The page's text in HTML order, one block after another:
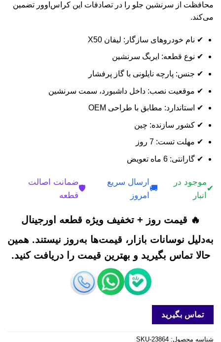
محافظت از سرنشین جلو را در تصادفات این کراس‌اوور تضمین
می‌کند.
✔ نام خودروهای سازگار: لیفان X50
✔ نوع قطعه: ایربگ سرنشین
✔ جنس: پارچه نایلونی با گاز پرفشار
✔ موقعیت نصب: داخل داشبورد، سمت سرنشین
✔ استاندارد: مطابق با طراحی OEM
✔ کشور سازنده: چین
✔ مهلت تست: 7 روز
✔ گارانتی: 6 ماه تعویض
✔
موجود در
انبار
🚚
ارسال سریع
امروز
🛡️
ضمانت اصالت
قطعه
🔥 قیمت روز + تخفیف ویژه قطعه اورجینال
به‌دلیل نوسانات بازار، قیمت‌ها به‌روز نیستند. همین
حالا تماس بگیرید و بهترین قیمت را دریافت کنید.
تماس بگیرید
شناسه محصول: SKU-23864